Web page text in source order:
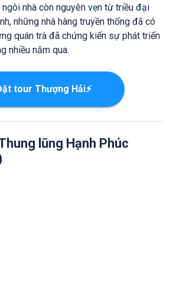
nhà còn nguyên vẹn từ triều đại
những nhà hàng truyền thống đã có
quán trà đã chứng kiến sự phát triển
nhiều năm qua.
tour Thượng Hải⚡
lũng Hạnh Phúc